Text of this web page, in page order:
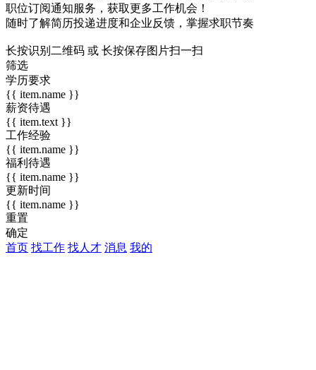
职位订阅通知服务，获取更多工作机会！
随时了解简历投递进度和企业反馈，掌握求职节奏
长按识别二维码 或 长按保存图片扫一扫
筛选
学历要求
{{ item.name }}
薪资待遇
{{ item.text }}
工作经验
{{ item.name }}
福利待遇
{{ item.name }}
更新时间
{{ item.name }}
重置
确定
首页 找工作 找人才 消息 我的